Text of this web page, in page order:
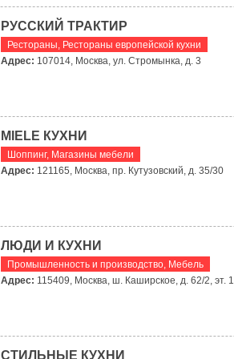
РУССКИЙ ТРАКТИР
Рестораны, Рестораны европейской кухни
Адрес: 107014, Москва, ул. Стромынка, д. 3
MIELE КУХНИ
Шоппинг, Магазины мебели
Адрес: 121165, Москва, пр. Кутузовский, д. 35/30
ЛЮДИ И КУХНИ
Промышленность и производство, Мебель
Адрес: 115409, Москва, ш. Каширское, д. 62/2, эт. 1
СТИЛЬНЫЕ КУХНИ